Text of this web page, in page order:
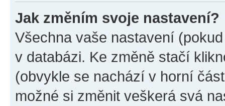
Jak změním svoje nastavení?
Všechna vaše nastavení
v databázi. Ke změně stačí
(obvykle se nachází v horní
možné si změnit veškerá svá